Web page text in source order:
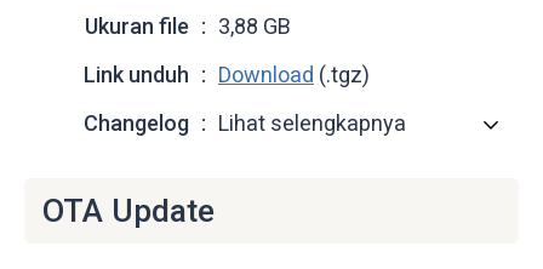
Ukuran file
3,88 GB
Link unduh
Download (.tgz)
Changelog
Lihat selengkapnya
OTA Update